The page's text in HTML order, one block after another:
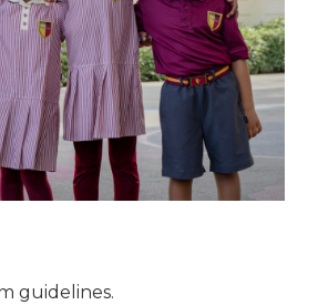
guidelines.